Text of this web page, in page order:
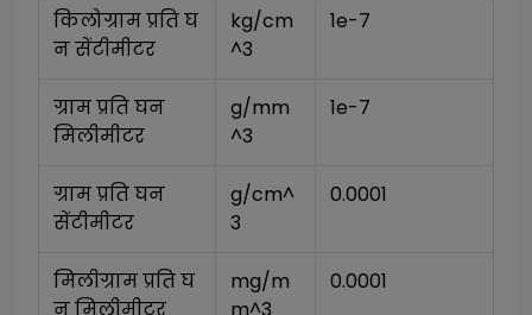
किलोग्राम प्रति घ
न सेंटीमीटर
kg/cm
^3
1e-7
ग्राम प्रति घन
मिलीमीटर
g/mm
^3
1e-7
ग्राम प्रति घन
सेंटीमीटर
g/cm^
3
0.0001
मिलीग्राम प्रति घ
mg/m
0.0001